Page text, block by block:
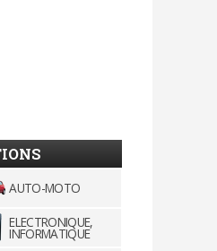
AUTO-MOTO
ELECTRONIQUE,
INFORMATIQUE